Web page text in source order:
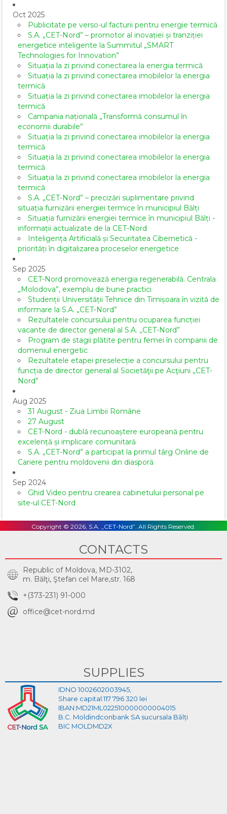
Oct 2025
Publicitate pe verso-ul facturii pentru energie termică
S.A. „CET-Nord” – promotor al inovației și tranziției
energetice inteligente la Summitul „SMART
Technologies for Innovation”
Situația la zi privind conectarea la energia termică
Situația la zi privind conectarea imobilelor la energia
termică
Situația la zi privind conectarea imobilelor la energia
termică
Campania națională „Transformă consumul în
economii durabile”
Situația la zi privind conectarea imobilelor la energia
termică
Situația la zi privind conectarea imobilelor la energia
termică
Situația la zi privind conectarea imobilelor la energia
termică
S.A. „CET-Nord” – precizări suplimentare privind
situația furnizării energiei termice în municipiul Bălți
Situația furnizării energiei termice în municipiul Bălți -
informații actualizate de la CET-Nord
Inteligența Artificială și Securitatea Cibernetică -
priorități în digitalizarea proceselor energetice
Sep 2025
CET-Nord promovează energia regenerabilă. Centrala
„Molodova”, exemplu de bune practici
Studenții Universității Tehnice din Timișoara în vizită de
informare la S.A. „CET-Nord”
Rezultatele concursului pentru ocuparea funcției
vacante de director general al S.A. ,,CET-Nord”
Program de stagii plătite pentru femei în companii de
domeniul energetic
Rezultatele etapei preselecție a concursului pentru
funcția de director general al Societăţii pe Acţiuni „CET-
Nord”
Aug 2025
31 August - Ziua Limbii Române
27 August
CET-Nord - dublă recunoaștere europeană pentru
excelență și implicare comunitară
S.A. „CET-Nord” a participat la primul târg Online de
Cariere pentru moldovenii din diasporă
Sep 2024
Ghid Video pentru crearea cabinetului personal pe
site-ul CET-Nord
Copyright © 2026, S.A. „CET-Nord”. All Rights Reserved.
CONTACTS
Republic of Moldova, MD-3102,
m. Bălţi, Ştefan cel Mare,str. 168
+(373-231) 91-000
office@cet-nord.md
SUPPLIES
IDNO 1002602003945,
Share capital:117 796 320 lei
IBAN:MD21ML022510000000004015
B.C. Moldindconbank SA sucursala Bălți
BIC MOLDMD2X